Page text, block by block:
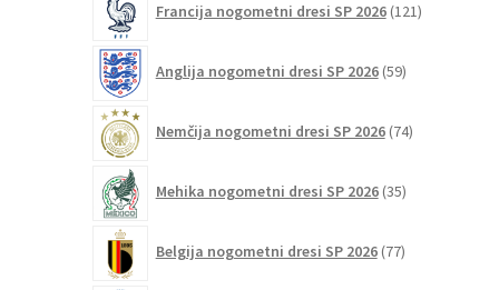
Francija nogometni dresi SP 2026 121izdelkov
Anglija nogometni dresi SP 2026 59izdelkov
Nemčija nogometni dresi SP 2026 74izdelkov
Mehika nogometni dresi SP 2026 35izdelkov
Belgija nogometni dresi SP 2026 77izdelkov